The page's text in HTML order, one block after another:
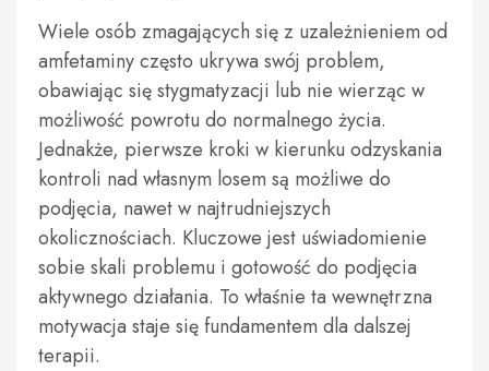
Wiele osób zmagających się z uzależnieniem od
amfetaminy często ukrywa swój problem,
obawiając się stygmatyzacji lub nie wierząc w
możliwość powrotu do normalnego życia.
Jednakże, pierwsze kroki w kierunku odzyskania
kontroli nad własnym losem są możliwe do
podjęcia, nawet w najtrudniejszych
okolicznościach. Kluczowe jest uświadomienie
sobie skali problemu i gotowość do podjęcia
aktywnego działania. To właśnie ta wewnętrzna
motywacja staje się fundamentem dla dalszej
terapii.